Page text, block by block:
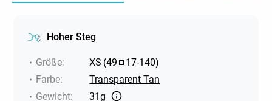
Hoher Steg
Größe: XS (49 17-140)
Farbe:
Transparent Tan
Gewicht:
31g